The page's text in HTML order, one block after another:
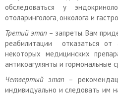
обследоваться у
отоларинголога, онколога и
Третий этап – запреты. Вам
реабилитации отказаться от
некоторых медицинских
антикоагулянты и гормональные
Четвертый этап –
индивидуально и следовать им